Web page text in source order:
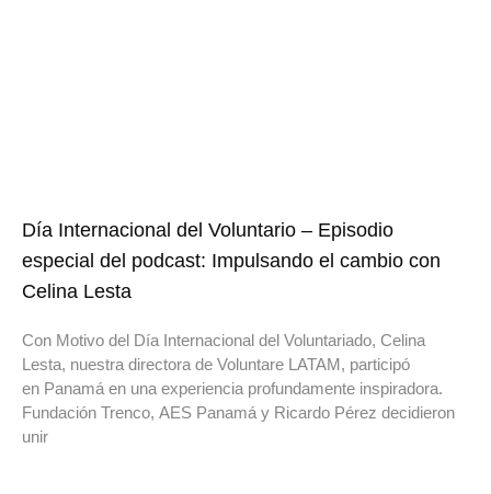
Día Internacional del Voluntario – Episodio
especial del podcast: Impulsando el cambio con
Celina Lesta
Con Motivo del Día Internacional del Voluntariado, Celina
Lesta, nuestra directora de Voluntare LATAM, participó
en Panamá en una experiencia profundamente inspiradora.
Fundación Trenco, AES Panamá y Ricardo Pérez decidieron
unir